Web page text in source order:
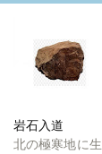
岩石入道
北の極寒地に